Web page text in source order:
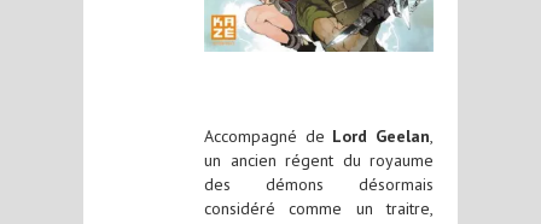
Accompagné de Lord Geelan,
un ancien régent du royaume
des démons désormais
considéré comme un traitre,